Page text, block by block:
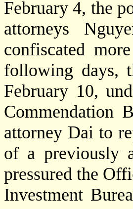
February 4, the
attorneys
confiscated
following days,
February 10,
Commendation
attorney Dai to
of a previously
pressured the
Investment